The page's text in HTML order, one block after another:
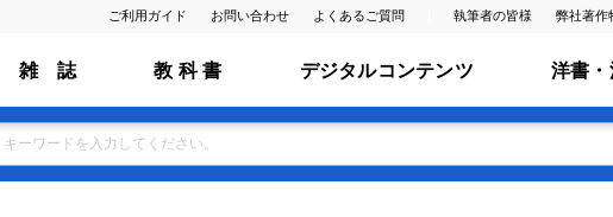
ご利用ガイド お問い合わせ よくあるご質問 執筆者の皆様 弊社著作
雑 誌 教 科 書 デジタルコンテンツ 洋書